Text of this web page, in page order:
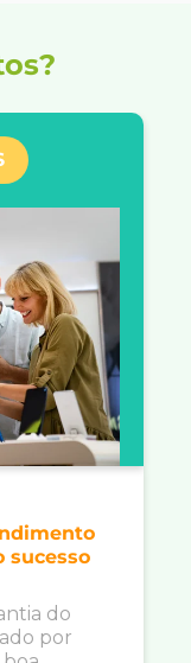
sucesso
do
por